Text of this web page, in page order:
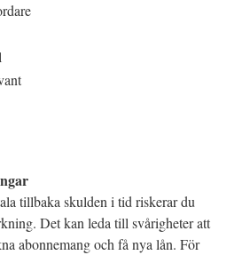
tillbaka skulden i tid riskerar du
Det kan leda till svårigheter att
abonnemang och få nya lån. För